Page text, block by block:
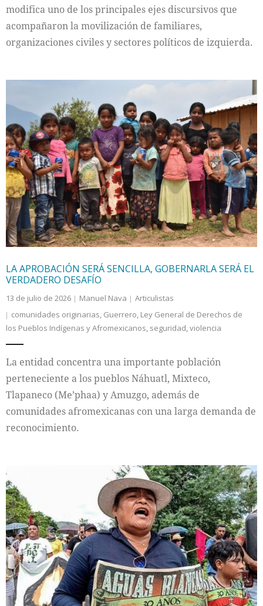
modifica uno de los principales ejes discursivos que
acompañaron la movilización de familiares,
organizaciones civiles y sectores políticos de izquierda.
LA APROBACIÓN SERÁ SENCILLA, GOBERNARLA SERÁ EL
VERDADERO DESAFÍO
13 de julio de 2026 Manuel Nava
Articulistas
comunidades originarias, Guerrero, Ley General de Derechos de
los Pueblos Indígenas y Afromexicanos, seguridad,violencia
La entidad concentra una importante población
perteneciente a los pueblos Náhuatl, Mixteco,
Tlapaneco (Me’phaa) y Amuzgo, además de
comunidades afromexicanas con una larga demanda de
reconocimiento.